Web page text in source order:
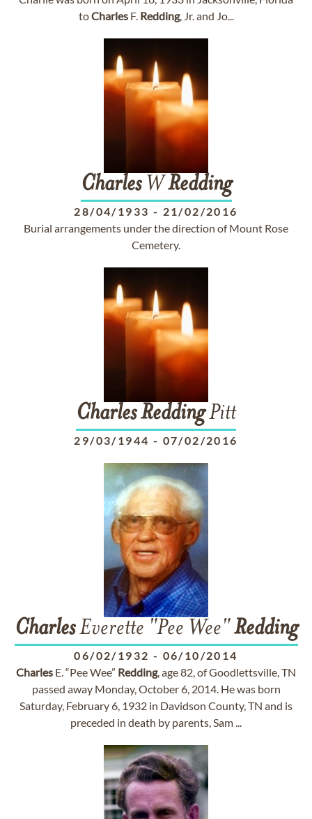
toCharlesF. Redding, Jr. and Jo...
CharlesWRedding
28/04/1933 - 21/02/2016
Burial arrangements under the direction of Mount Rose
Cemetery.
CharlesReddingPitt
29/03/1944 - 07/02/2016
CharlesEverette "Pee Wee"Redding
06/02/1932 - 06/10/2014
Charles E. “Pee Wee” Redding, age 82, of Goodlettsville, TN
passed away Monday, October 6, 2014. He was born
Saturday, February 6, 1932 in Davidson County, TN and is
preceded in death by parents, Sam ...